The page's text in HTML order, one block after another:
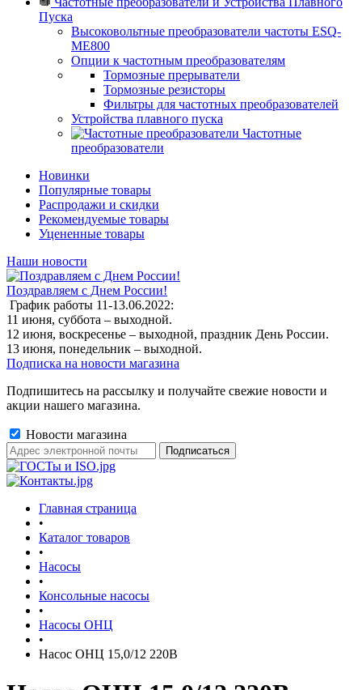
Пуска
Высоковольтные преобразователи частоты ESQ-
ME800
Опции к частотным преобразователям
Тормозные прерыватели
Тормозные резисторы
Фильтры для частотных преобразователей
Устройства плавного пуска
Частотные
преобразователи
Новинки
Популярные товары
Распродажи и скидки
Рекомендуемые товары
Уцененные товары
Наши новости
Поздравляем с Днем России!
График работы 11-13.06.2022:
11 июня, суббота – выходной.
12 июня, воскресенье – выходной, праздник День России.
13 июня, понедельник – выходной.
Подписка на новости магазина
Подпишитесь на рассылку и получайте свежие новости и
акции нашего магазина.
Новости магазина
Главная страница
•
Каталог товаров
•
Насосы
•
Консольные насосы
•
Насосы ОНЦ
•
Насос ОНЦ 15,0/12 220В